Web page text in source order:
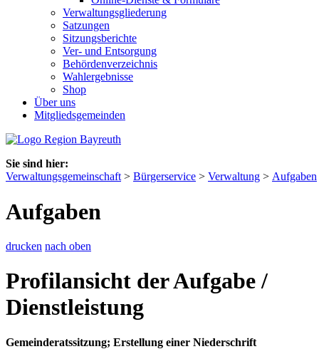
Verwaltungsgliederung
Satzungen
Sitzungsberichte
Ver- und Entsorgung
Behördenverzeichnis
Wahlergebnisse
Shop
Über uns
Mitgliedsgemeinden
Sie sind hier:
Verwaltungsgemeinschaft > Bürgerservice > Verwaltung > Aufgaben
Aufgaben
drucken nach oben
Profilansicht der Aufgabe /
Dienstleistung
Gemeinderatssitzung; Erstellung einer Niederschrift